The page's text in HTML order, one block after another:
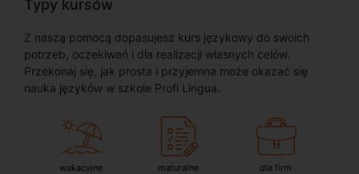
Typy kursów
Z naszą pomocą dopasujesz kurs językowy do swoich
potrzeb, oczekiwań i dla realizacji własnych celów.
Przekonaj się, jak prosta i przyjemna może okazać się
nauka języków w szkole Profi Lingua.
wakacyjne maturalne dla firm